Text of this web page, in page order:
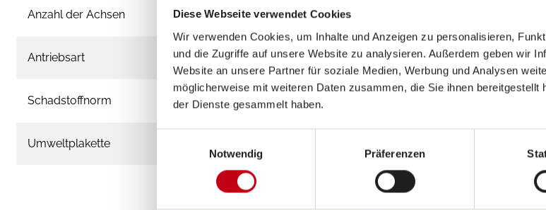
Diese Webseite verwendet Cookies
Wir verwenden Cookies, um Inhalte und Anzeigen zu personalisieren,
und die Zugriffe auf unsere Website zu analysieren. Außerdem geben wir
Website an unsere Partner für soziale Medien, Werbung und Analysen
möglicherweise mit weiteren Daten zusammen, die Sie ihnen
der Dienste gesammelt haben.
Notwendig
Präferenzen
Anzahl der Achsen
Antriebsart Frontantrieb
Schadstoffnorm
Umweltplakette